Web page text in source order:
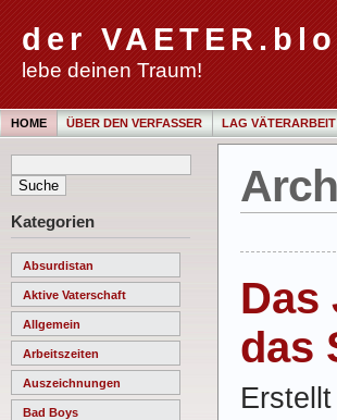
der
lebe deinen Traum!
HOME ÜBER DEN VERFASSER LAG
Kategorien
Absurdistan
Aktive Vaterschaft
Allgemein
Arbeitszeiten
Auszeichnungen
Bad Boys
Das
das